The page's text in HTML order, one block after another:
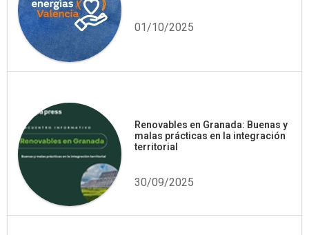
01/10/2025
Renovables en Granada: Buenas y
malas prácticas en la integración
territorial
30/09/2025